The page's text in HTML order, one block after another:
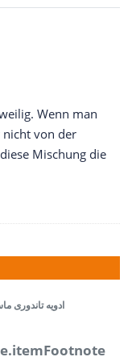
Wenn man
nicht von der
Mischung die
ادویه تاندوری